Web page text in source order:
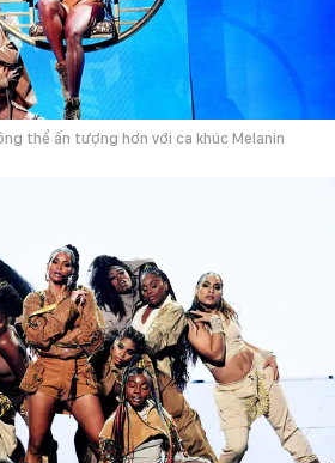
thể ấn tượng hơn với ca khúc Melanin